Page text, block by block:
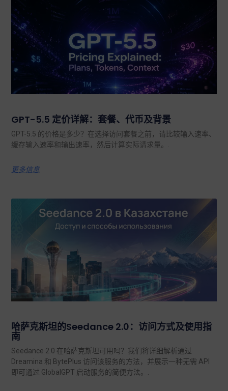
GPT-5.5 定价详解：套餐、代币及背景
GPT-5.5 的价格是多少？在选择访问套餐之前，请比较输入速率、
缓存输入速率和输出速率，然后计算实际请求量。.
更多信息
哈萨克斯坦的Seedance 2.0：访问方式及使用指
南
Seedance 2.0 在哈萨克斯坦可用吗？我们将详细解析通过
Dreamina 和 BytePlus 访问该服务的方法，并展示一种无需 API
即可通过 GlobalGPT 启动服务的简便方法。.